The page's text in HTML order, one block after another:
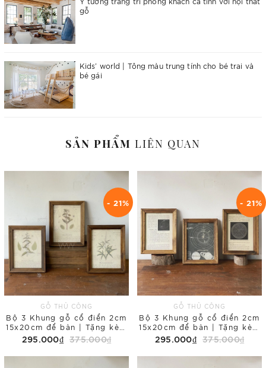
gỗ
Kids’ world | Tông màu trung tính cho bé trai và
bé gái
SẢN PHẨM LIÊN QUAN
- 21%
GỖ THỦ CÔNG
Bộ 3 Khung gỗ cổ điển 2cm
15x20cm để bàn | Tặng kèm
tranh in Floral
295.000₫ 375.000₫
- 21%
GỖ THỦ CÔNG
Bộ 3 Khung gỗ cổ điển 2cm
15x20cm để bàn | Tặng kèm
tranh in Galaxy
295.000₫ 375.000₫